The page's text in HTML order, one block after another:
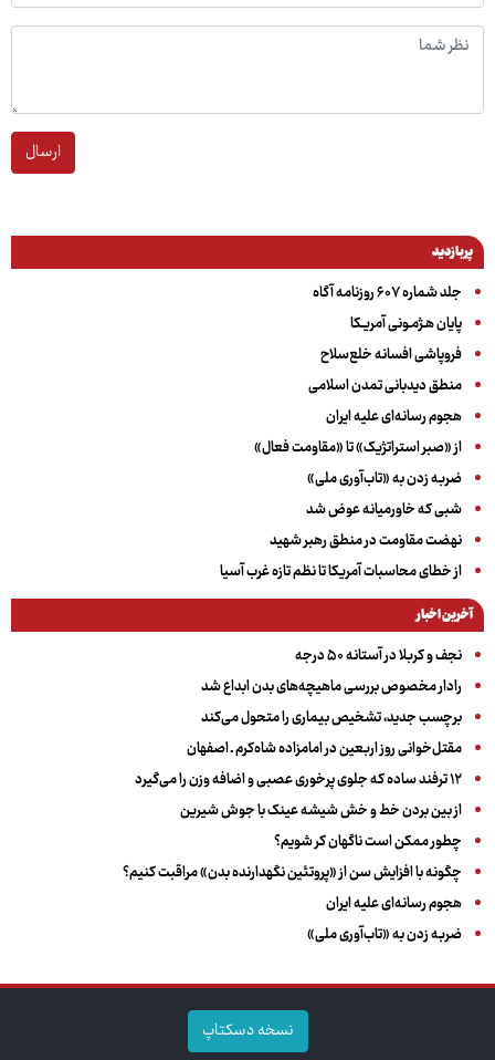
ارسال
پربازدید
جلد شماره ۶۰۷ روزنامه آگاه
پایان هـژمـونی آمریـکا
فروپاشی افسانه خلع‌سلاح
منطق دیدبانی تمدن اسلامی
هجوم رسانه‌ای علیه ایران
از «صبر استراتژیک» تا «مقاومت فعال»
ضربه زدن به «تاب‌آوری ملی»
شبی که خاورمیانه عوض شد
نهضت مقاومت در منطق رهبر شهید
از خطای محاسبات آمریکا تا نظم تازه غرب آسیا
آخرین اخبار
نجف و کربلا در آستانه ۵۰ درجه
رادار مخصوص بررسی ماهیچه‌های بدن ابداع شد
برچسب جدید، تشخیص بیماری را متحول می‌کند
مقتل‌خوانی روز اربعین در امامزاده شاه‌کرم ـ اصفهان
۱۲ ترفند ساده که جلوی پرخوری عصبی و اضافه ‌وزن را می‌گیرد
از بین بردن خط و خش شیشه عینک با جوش شیرین
چطور ممکن است ناگهان کر شویم؟
چگونه با افزایش سن از «پروتئین نگهدارنده بدن» مراقبت کنیم؟
هجوم رسانه‌ای علیه ایران
ضربه زدن به «تاب‌آوری ملی»
نسخه دسکتاپ